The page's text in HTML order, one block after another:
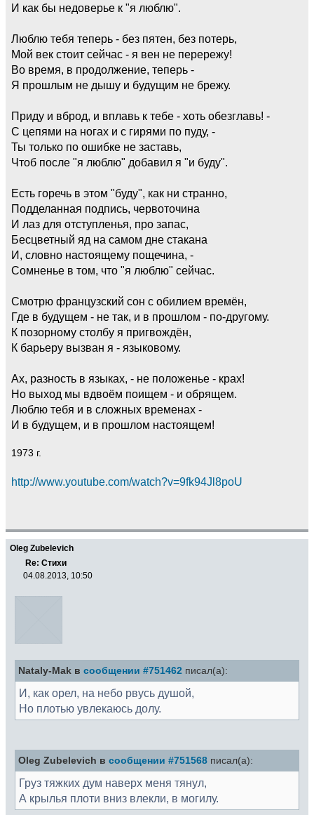
И как бы недоверье к "я люблю".
Люблю тебя теперь - без пятен, без потерь,
Мой век стоит сейчас - я вен не перережу!
Во время, в продолжение, теперь -
Я прошлым не дышу и будущим не брежу.
Приду и вброд, и вплавь к тебе - хоть обезглавь! -
С цепями на ногах и с гирями по пуду, -
Ты только по ошибке не заставь,
Чтоб после "я люблю" добавил я "и буду".
Есть горечь в этом "буду", как ни странно,
Подделанная подпись, червоточина
И лаз для отступленья, про запас,
Бесцветный яд на самом дне стакана
И, словно настоящему пощечина, -
Сомненье в том, что "я люблю" сейчас.
Смотрю французский сон с обилием времён,
Где в будущем - не так, и в прошлом - по-другому.
К позорному столбу я пригвождён,
К барьеру вызван я - языковому.
Ах, разность в языках, - не положенье - крах!
Но выход мы вдвоём поищем - и обрящем.
Люблю тебя и в сложных временах -
И в будущем, и в прошлом настоящем!
1973 г.
http://www.youtube.com/watch?v=9fk94Jl8poU
Oleg Zubelevich
Re: Стихи
04.08.2013, 10:50
Nataly-Mak в сообщении #751462 писал(а):
И, как орел, на небо рвусь душой,
Но плотью увлекаюсь долу.
Oleg Zubelevich в сообщении #751568 писал(а):
Груз тяжких дум наверх меня тянул,
А крылья плоти вниз влекли, в могилу.